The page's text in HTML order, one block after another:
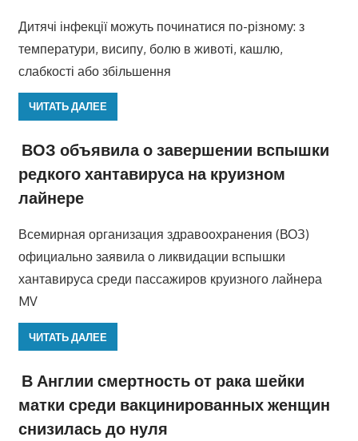
Дитячі інфекції можуть починатися по-різному: з
температури, висипу, болю в животі, кашлю,
слабкості або збільшення
ЧИТАТЬ ДАЛЕЕ
ВОЗ объявила о завершении вспышки
редкого хантавируса на круизном
лайнере
Всемирная организация здравоохранения (ВОЗ)
официально заявила о ликвидации вспышки
хантавируса среди пассажиров круизного лайнера
MV
ЧИТАТЬ ДАЛЕЕ
В Англии смертность от рака шейки
матки среди вакцинированных женщин
снизилась до нуля